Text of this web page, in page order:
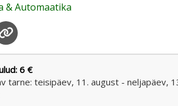
& Automaatika
6 €
tarne: teisipäev, 11. august - neljapäev,